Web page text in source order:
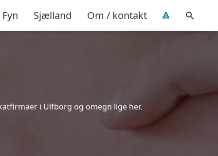
Fyn Sjælland Om / kontakt
i Ulfborg og omegn lige her.